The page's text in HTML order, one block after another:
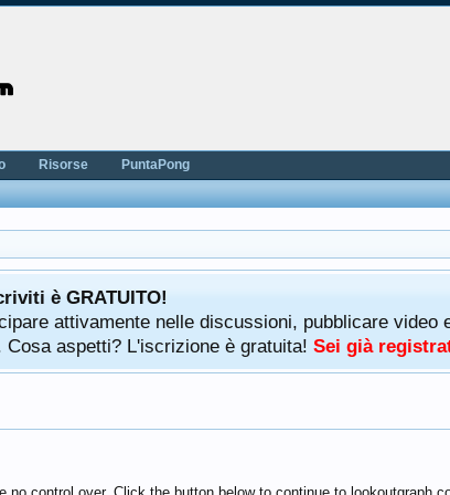
è GRATUITO!
attivamente nelle discussioni, pubblicare
aspetti? L'iscrizione è gratuita! Sei già
Risorse PuntaPong